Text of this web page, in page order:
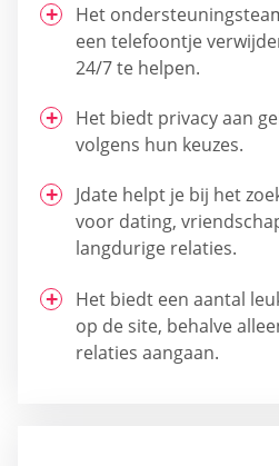
Het
een telefoontje
24/7 te helpen.
Het biedt privacy aan
volgens hun keuzes.
Jdate helpt je bij het
voor dating,
langdurige relaties.
Het biedt een aantal
op de site, behalve
relaties aangaan.